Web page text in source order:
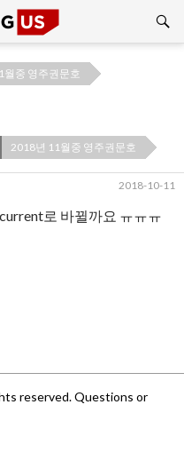
중 영주권문호
2018년 11월중 영주권문호
2018-10-11
로 바뀔까요 ㅠㅠㅠ
reserved. Questions or